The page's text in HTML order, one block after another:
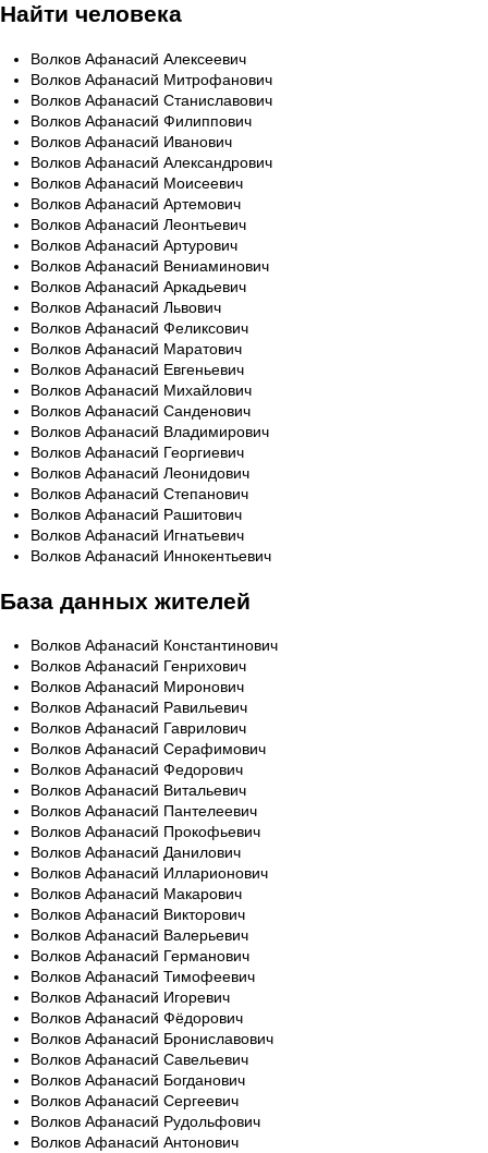
Найти человека
Волков Афанасий Алексеевич
Волков Афанасий Митрофанович
Волков Афанасий Станиславович
Волков Афанасий Филиппович
Волков Афанасий Иванович
Волков Афанасий Александрович
Волков Афанасий Моисеевич
Волков Афанасий Артемович
Волков Афанасий Леонтьевич
Волков Афанасий Артурович
Волков Афанасий Вениаминович
Волков Афанасий Аркадьевич
Волков Афанасий Львович
Волков Афанасий Феликсович
Волков Афанасий Маратович
Волков Афанасий Евгеньевич
Волков Афанасий Михайлович
Волков Афанасий Санденович
Волков Афанасий Владимирович
Волков Афанасий Георгиевич
Волков Афанасий Леонидович
Волков Афанасий Степанович
Волков Афанасий Рашитович
Волков Афанасий Игнатьевич
Волков Афанасий Иннокентьевич
База данных жителей
Волков Афанасий Константинович
Волков Афанасий Генрихович
Волков Афанасий Миронович
Волков Афанасий Равильевич
Волков Афанасий Гаврилович
Волков Афанасий Серафимович
Волков Афанасий Федорович
Волков Афанасий Витальевич
Волков Афанасий Пантелеевич
Волков Афанасий Прокофьевич
Волков Афанасий Данилович
Волков Афанасий Илларионович
Волков Афанасий Макарович
Волков Афанасий Викторович
Волков Афанасий Валерьевич
Волков Афанасий Германович
Волков Афанасий Тимофеевич
Волков Афанасий Игоревич
Волков Афанасий Фёдорович
Волков Афанасий Брониславович
Волков Афанасий Савельевич
Волков Афанасий Богданович
Волков Афанасий Сергеевич
Волков Афанасий Рудольфович
Волков Афанасий Антонович